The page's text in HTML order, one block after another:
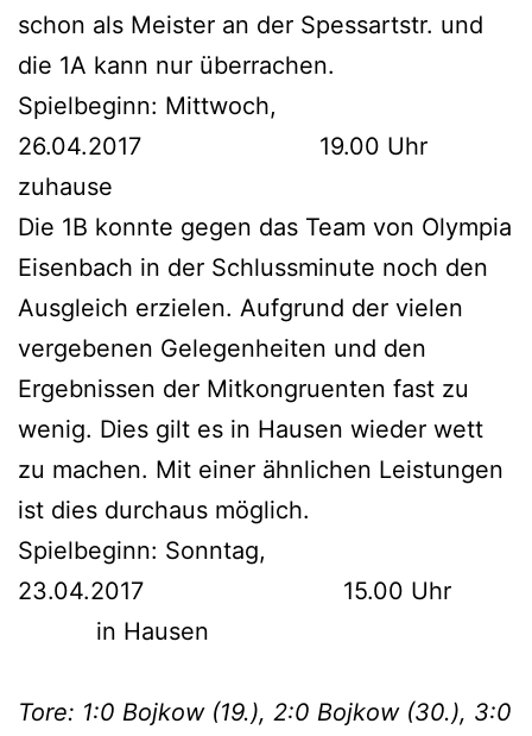
schon als Meister an der Spessartstr. und
die 1A kann nur überrachen.
Spielbeginn: Mittwoch,
26.04.2017 19.00 Uhr
zuhause
Die 1B konnte gegen das Team von Olympia
Eisenbach in der Schlussminute noch den
Ausgleich erzielen. Aufgrund der vielen
vergebenen Gelegenheiten und den
Ergebnissen der Mitkongruenten fast zu
wenig. Dies gilt es in Hausen wieder wett
zu machen. Mit einer ähnlichen Leistungen
ist dies durchaus möglich.
Spielbeginn: Sonntag,
23.04.2017 15.00 Uhr
in Hausen
Tore: 1:0 Bojkow (19.), 2:0 Bojkow (30.), 3:0